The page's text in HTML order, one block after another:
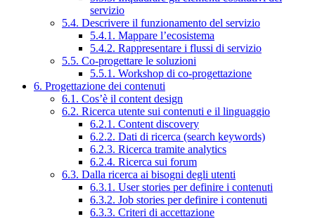
servizio
5.4. Descrivere il funzionamento del servizio
5.4.1. Mappare l’ecosistema
5.4.2. Rappresentare i flussi di servizio
5.5. Co-progettare le soluzioni
5.5.1. Workshop di co-progettazione
6. Progettazione dei contenuti
6.1. Cos’è il content design
6.2. Ricerca utente sui contenuti e il linguaggio
6.2.1. Content discovery
6.2.2. Dati di ricerca (search keywords)
6.2.3. Ricerca tramite analytics
6.2.4. Ricerca sui forum
6.3. Dalla ricerca ai bisogni degli utenti
6.3.1. User stories per definire i contenuti
6.3.2. Job stories per definire i contenuti
6.3.3. Criteri di accettazione